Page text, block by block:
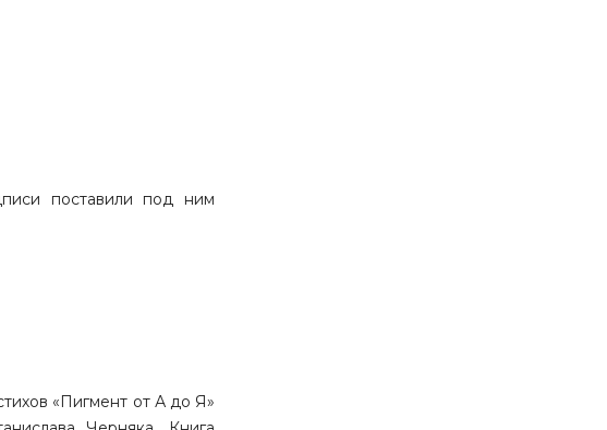
поставили под ним
«Пигмент от А до Я»